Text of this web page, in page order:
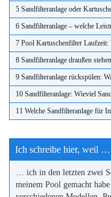
5 Sandfilteranlage oder
6 Sandfilteranlage – welche
7 Pool Kartuschenfilter Laufzeit:
8 Sandfilteranlage draußen
9 Sandfilteranlage rückspülen:
10 Sandfilteranlage: Wieviel
11 Welche Sandfilteranlage für
Ich schreibe hier, weil …
… ich in den letzten zwei
meinem Pool gemacht